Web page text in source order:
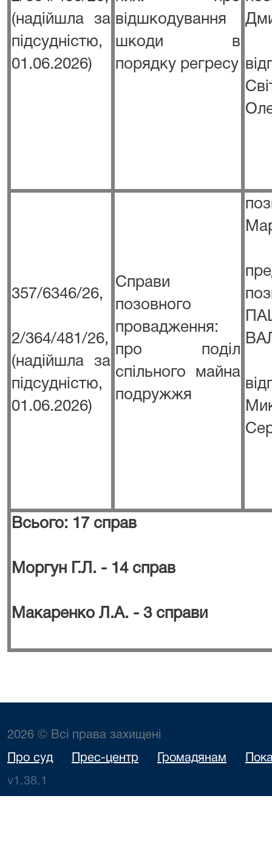
(надійшла за
підсудністю,
01.06.2026)
відшкодування
шкоди в
порядку регресу
357/6346/26,
2/364/481/26,
(надійшла за
підсудністю,
01.06.2026)
Справи
позовного
провадження:
про поділ
спільного майна
подружжя
Всього: 17 справ
Моргун Г.Л. - 14 справ
Макаренко Л.А. - 3 справи
2026 © Всі права захищені
Про суд Прес-центр Громадянам
v1.38.1